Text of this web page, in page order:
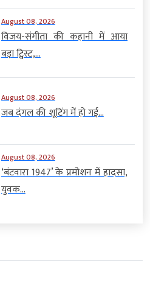
August 08, 2026
विजय-संगीता की कहानी में आया
बड़ा ट्विस्ट,...
August 08, 2026
जब दंगल की शूटिंग में हो गई...
August 08, 2026
‘बंटवारा 1947’ के प्रमोशन में हादसा,
युवक...